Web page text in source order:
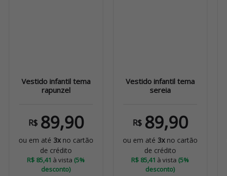
Vestido infantil tema
rapunzel
R$ 89,90
ou em até 3xno cartão
de crédito
R$ 85,41 à vista (5%
desconto)
Vestido infantil tema
sereia
R$ 89,90
ou em até 3xno cartão
de crédito
R$ 85,41 à vista (5%
desconto)